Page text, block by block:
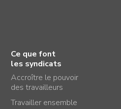
Ce que font
les syndicats
Accroître le pouvoir
des travailleurs
Travailler ensemble